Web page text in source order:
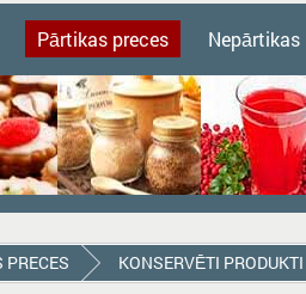
Pārtikas preces Nepārtikas
PRECES KONSERVĒTI PRODUKTI